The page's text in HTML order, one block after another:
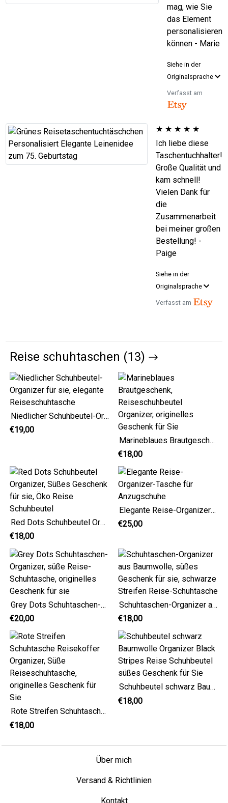
mag, wie Sie
das Element
personalisieren
können - Marie
Siehe in der
Originalsprache
Verfasst am
★ ★ ★ ★ ★
Ich liebe diese
Taschentuchhalter!
Große Qualität und
kam schnell!
Vielen Dank für
die
Zusammenarbeit
bei meiner großen
Bestellung! -
Paige
Siehe in der
Originalsprache
Verfasst am
Reise schuhtaschen (13)
Niedlicher Schuhbeutel-Organizer für sie, elegante Reiseschuhtasche
€19,00
Marineblaues Brautgeschenk, Reiseschuhbeutel Organizer, originelles Geschenk für Sie
€18,00
Red Dots Schuhbeutel Organizer, Süßes Geschenk für sie, Öko Reise Schuhbeutel
€18,00
Elegante Reise-Organizer-Tasche für Anzugschuhe
€25,00
Grey Dots Schuhtaschen-Organizer, süße Reise-Schuhtasche, originelles Geschenk für sie
€20,00
Schuhtaschen-Organizer aus Baumwolle, süßes Geschenk für sie, schwarze Streifen Reise-Schuhtasche
€18,00
Rote Streifen Schuhtasche Reisekoffer Organizer, Süße Reiseschuhtasche, originelles Geschenk für Sie
€18,00
Schuhbeutel schwarz Baumwolle Organizer Black Stripes Reise Schuhbeutel süßes Geschenk für Sie
€18,00
Über mich
Versand & Richtlinien
Kontakt